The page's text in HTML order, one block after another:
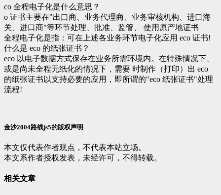
co 全程电子化是什么意思？
o 证书主要在"出口商、业务代理商、业务审核机构、进口海
关、进口商"等环节处理、批准、监管、 使用原产地证书
全程电子化是指：可在上述各业务环节电子化应用 eco 证书!
什么是 eco 的纸张证书？
eco 以电子数据方式保存在业务所需环境内。在特殊情况下、
或是尚未全程无纸化的情况下，需要 时制作（打印）出 eco
的纸张证书以支持必要的应用，即所谓的"eco 纸张证书"处理
流程!
金沙2004路线js5的版权声明
本文仅代表作者观点，不代表本站立场。
本文系作者授权发表，未经许可，不得转载。
相关文章